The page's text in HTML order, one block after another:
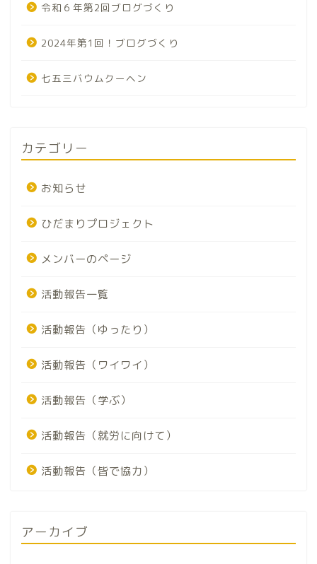
令和６年第2回ブログづくり
2024年第1回！ブログづくり
七五三バウムクーヘン
カテゴリー
お知らせ
ひだまりプロジェクト
メンバーのページ
活動報告一覧
活動報告（ゆったり）
活動報告（ワイワイ）
活動報告（学ぶ）
活動報告（就労に向けて）
活動報告（皆で協力）
アーカイブ